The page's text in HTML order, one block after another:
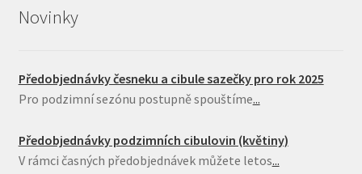
Novinky
Předobjednávky česneku a cibule sazečky pro rok 2025
Pro podzimní sezónu postupně spouštíme...
Předobjednávky podzimních cibulovin (květiny)
V rámci časných předobjednávek můžete letos...